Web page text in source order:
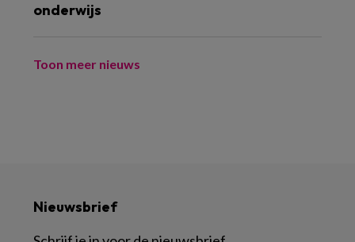
onderwijs
Toon meer nieuws
Nieuwsbrief